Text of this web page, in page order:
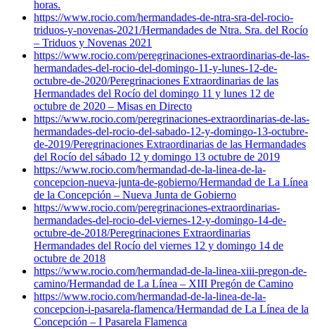
horas.
https://www.rocio.com/hermandades-de-ntra-sra-del-rocio-
triduos-y-novenas-2021/Hermandades de Ntra. Sra. del Rocío
– Triduos y Novenas 2021
https://www.rocio.com/peregrinaciones-extraordinarias-de-las-
hermandades-del-rocio-del-domingo-11-y-lunes-12-de-
octubre-de-2020/Peregrinaciones Extraordinarias de las
Hermandades del Rocío del domingo 11 y lunes 12 de
octubre de 2020 – Misas en Directo
https://www.rocio.com/peregrinaciones-extraordinarias-de-las-
hermandades-del-rocio-del-sabado-12-y-domingo-13-octubre-
de-2019/Peregrinaciones Extraordinarias de las Hermandades
del Rocío del sábado 12 y domingo 13 octubre de 2019
https://www.rocio.com/hermandad-de-la-linea-de-la-
concepcion-nueva-junta-de-gobierno/Hermandad de La Línea
de la Concepción – Nueva Junta de Gobierno
https://www.rocio.com/peregrinaciones-extraordinarias-
hermandades-del-rocio-del-viernes-12-y-domingo-14-de-
octubre-de-2018/Peregrinaciones Extraordinarias
Hermandades del Rocío del viernes 12 y domingo 14 de
octubre de 2018
https://www.rocio.com/hermandad-de-la-linea-xiii-pregon-de-
camino/Hermandad de La Línea – XIII Pregón de Camino
https://www.rocio.com/hermandad-de-la-linea-de-la-
concepcion-i-pasarela-flamenca/Hermandad de La Línea de la
Concepción – I Pasarela Flamenca